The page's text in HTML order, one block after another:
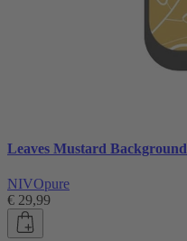
Leaves Mustard Background
NIVOpure
€ 29,99